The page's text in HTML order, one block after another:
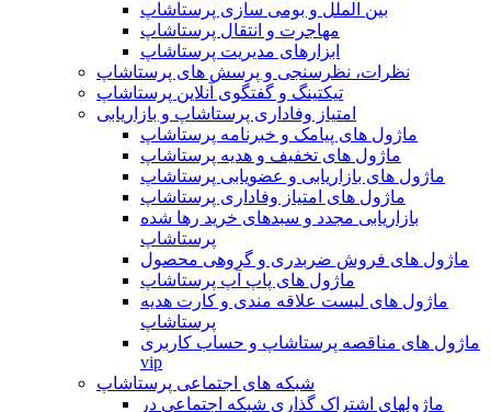
بین الملل و بومی سازی پرستاشاپ
مهاجرت و انتقال پرستاشاپ
ابزارهای مدیریت پرستاشاپ
نظرات، نظرسنجی و پرسش های پرستاشاپ
تیکتینگ و گفتگوی آنلاین پرستاشاپ
امتیاز وفاداری پرستاشاپ و بازاریابی
ماژول های پیامک و خبرنامه پرستاشاپ
ماژول های تخفیف و هدیه پرستاشاپ
ماژول های بازاریابی و عضویابی پرستاشاپ
ماژول های امتیاز وفاداری پرستاشاپ
بازاریابی مجدد و سبدهای خرید رها شده
پرستاشاپ
ماژول های فروش ضربدری و گروهی محصول
ماژول های پاپ آپ پرستاشاپ
ماژول های لیست علاقه مندی و کارت هدیه
پرستاشاپ
ماژول های مناقصه پرستاشاپ و حساب کاربری
vip
شبکه های اجتماعی پرستاشاپ
ماژولهای اشتراک‌ گذاری شبکه اجتماعی در